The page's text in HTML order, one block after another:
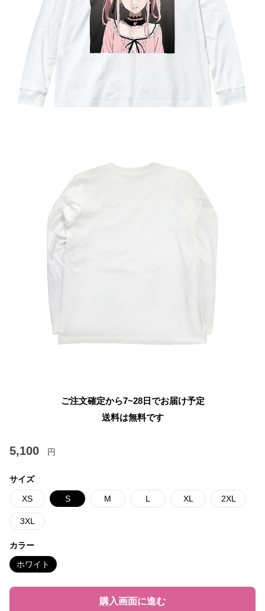
ご注文確定から7~28日でお届け予定
送料は無料です
5,100 円
サイズ
XS S M L XL 2XL
3XL
カラー
ホワイト
購入画面に進む